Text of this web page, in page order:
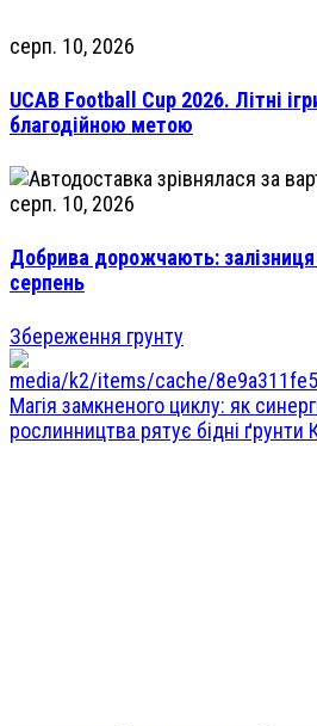
серп. 10, 2026
UCAB Football Cup 2026. Літні
благодійною метою
серп. 10, 2026
Добрива дорожчають:
серпень
Збереження грунту
Магія замкненого циклу: як
рослинництва рятує бідні ґрунти